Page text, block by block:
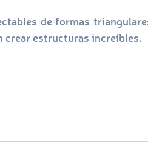
de formas
estructuras increíbles.